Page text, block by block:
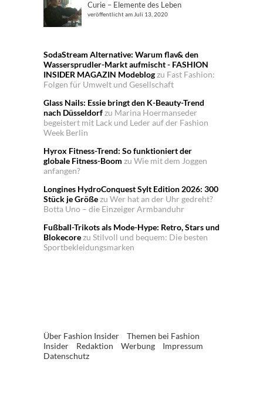
Curie – Elemente des Leben
veröffentlicht am Juli 13, 2020
SodaStream Alternative: Warum flav& den
Wassersprudler-Markt aufmischt - FASHION
INSIDER MAGAZIN Modeblogzu Fast Fashion:
Folgen für Umwelt und Gesellschaft
Glass Nails: Essie bringt den K-Beauty-Trend
nach Düsseldorfzu Marina Hoermanseder
begeistert mit Lack und Leder auf der Fashion
Week Berlin
Hyrox Fitness-Trend: So funktioniert der
globale Fitness-Boom zu Wie mit dem Joggen
anfangen?
Longines HydroConquest Sylt Edition 2026: 300
Stück je Größezu Wer hat an der Uhr gedreht?
Botta Uno – die Einzeiger Armbanduhr
Fußball-Trikots als Mode-Hype: Retro, Stars und
Blokecorezu Stilvoll und bequem: Die besten
Sportbekleidungsmarken
Über Fashion Insider
Themen bei Fashion
Insider
Redaktion Werbung
Impressum
Datenschutz